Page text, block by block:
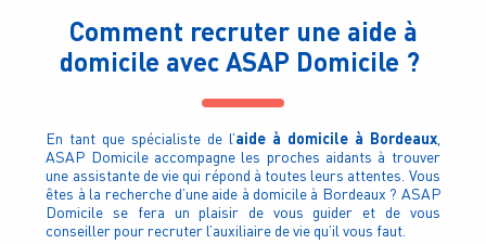
Comment recruter une aide à
domicile avec ASAP Domicile ?
En tant que spécialiste de l’aide à domicile à Bordeaux,
ASAP Domicile accompagne les proches aidants à trouver
une assistante de vie qui répond à toutes leurs attentes. Vous
êtes à la recherche d’une aide à domicile à Bordeaux ? ASAP
Domicile se fera un plaisir de vous guider et de vous
conseiller pour recruter l’auxiliaire de vie qu’il vous faut.